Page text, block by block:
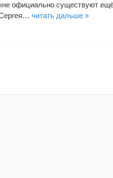
официально существуют
читать дальше »